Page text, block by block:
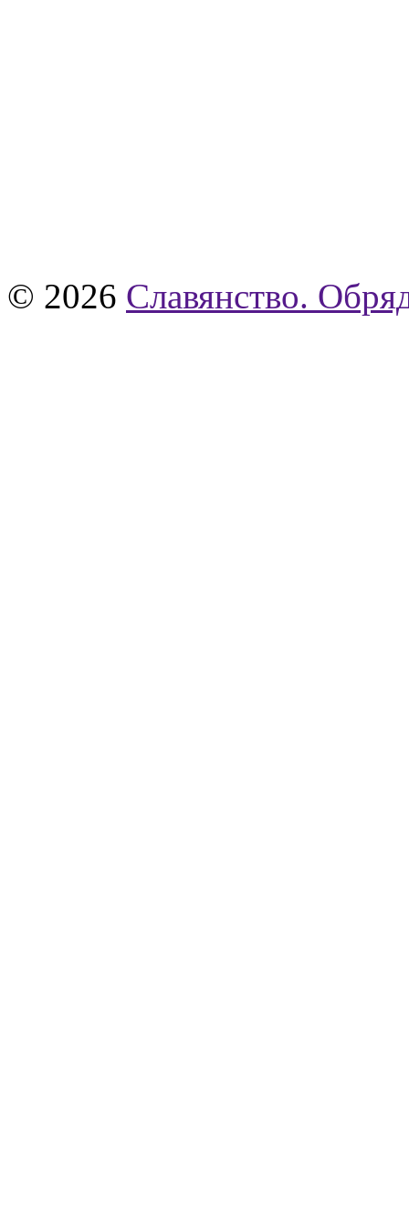
© 2026 Славянство.